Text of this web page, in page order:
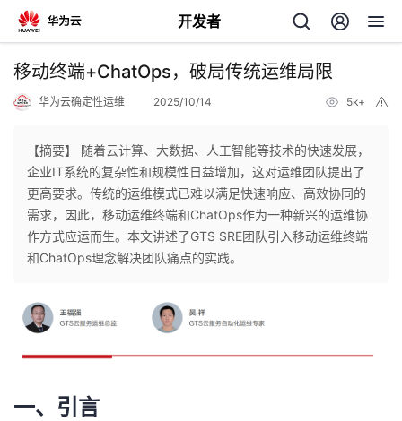
开发者
返
个
人
主
我
的
移动终端+ChatOps，破局传统运维局限
华为云确定性运维 2025/10/14 5k+
【摘要】 随着云计算、大数据、人工智能等技术的快速发展，
企业IT系统的复杂性和规模性日益增加，这对运维团队提出了
更高要求。传统的运维模式已难以满足快速响应、高效协同的
需求，因此，移动运维终端和ChatOps作为一种新兴的运维协
作方式应运而生。本文讲述了GTS SRE团队引入移动运维终端
和ChatOps理念解决团队痛点的实践。
一、引言